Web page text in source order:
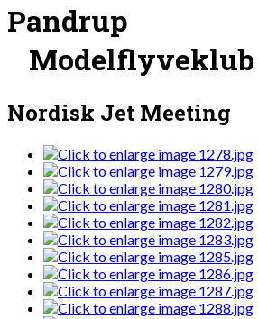
Pandrup
Modelflyveklub
Nordisk Jet Meeting